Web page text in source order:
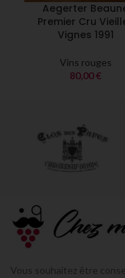
Aegerter
Premier Cru
Vignes 1991
Vins rouges
80,00€
Vous souhaitez être